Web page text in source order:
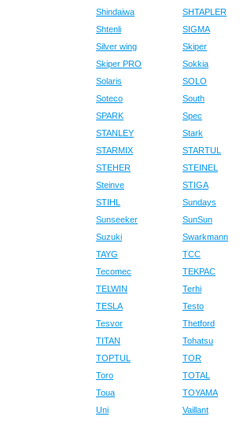
Shindaiwa
SHTAPLER
Shtenli
SIGMA
Silver wing
Skiper
Skiper PRO
Sokkia
Solaris
SOLO
Soteco
South
SPARK
Spec
STANLEY
Stark
STARMIX
STARTUL
STEHER
STEINEL
Steinve
STIGA
STIHL
Sundays
Sunseeker
SunSun
Suzuki
Swarkmann
TAYG
TCC
Tecomec
TEKPAC
TELWIN
Terhi
TESLA
Testo
Tesvor
Thetford
TITAN
Tohatsu
TOPTUL
TOR
Toro
TOTAL
Toua
TOYAMA
Uni
Vaillant